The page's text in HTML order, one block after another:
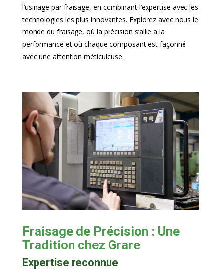
l’usinage par fraisage, en combinant l’expertise avec les
technologies les plus innovantes. Explorez avec nous le
monde du fraisage, où la précision s’allie a la
performance et où chaque composant est façonné
avec une attention méticuleuse.
Fraisage de Précision : Une
Tradition chez Grare
Expertise reconnue